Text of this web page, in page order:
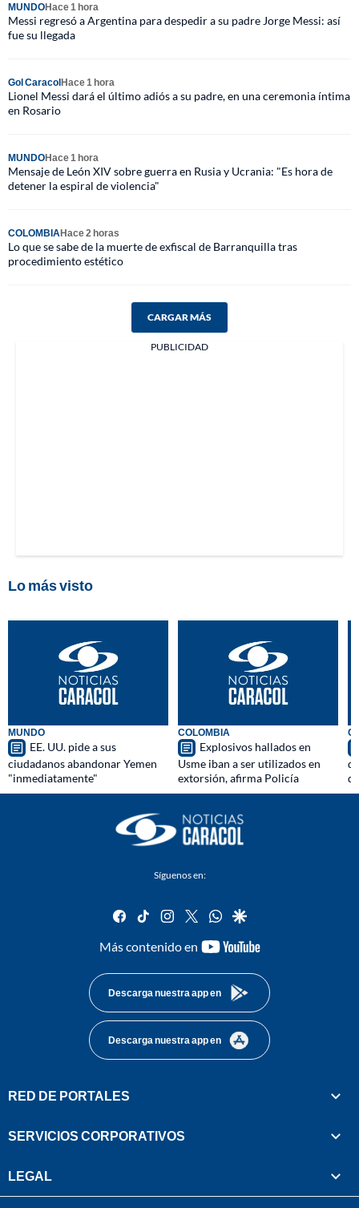
MUNDOHace 1 hora
Messi regresó a Argentina para despedir a su padre Jorge Messi: así
fue su llegada
Gol CaracolHace 1 hora
Lionel Messi dará el último adiós a su padre, en una ceremonia íntima
en Rosario
MUNDOHace 1 hora
Mensaje de León XIV sobre guerra en Rusia y Ucrania: "Es hora de
detener la espiral de violencia"
COLOMBIAHace 2 horas
Lo que se sabe de la muerte de exfiscal de Barranquilla tras
procedimiento estético
CARGAR MÁS
PUBLICIDAD
Lo más visto
MUNDO
EE. UU. pide a sus
ciudadanos abandonar Yemen
"inmediatamente"
COLOMBIA
Explosivos hallados en
Usme iban a ser utilizados en
extorsión, afirma Policía
Síguenos en:
facebook
tiktok instagram
twitterwhatsapp
google
Más contenido en
youtube-
Descarga nuestra app en
Descarga nuestra app en
RED DE PORTALES
SERVICIOS CORPORATIVOS
LEGAL